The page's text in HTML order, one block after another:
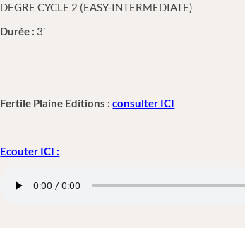
DEGRE CYCLE 2 (EASY-INTERMEDIATE)
Durée : 3’
Fertile Plaine Editions :consulter ICI
Ecouter ICI :